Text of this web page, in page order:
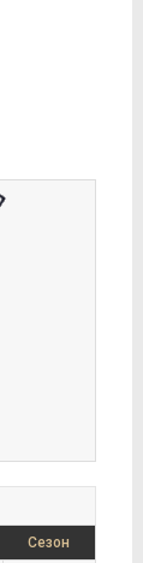
Сезон